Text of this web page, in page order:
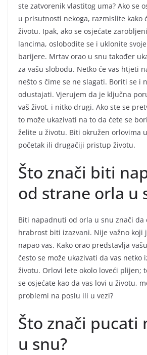
ste zatvorenik vlastitog uma? Ako se
u prisutnosti nekoga, razmislite kako
životu. Ipak, ako se osjećate
lancima, oslobodite se i uklonite
barijere. Mrtav orao u snu također
za vašu slobodu. Netko će vas htjeti
nešto s čime se ne slagati. Boriti se i
odustajati. Vjerujem da je ključna
vaš život, i nitko drugi. Ako ste se
to može ukazivati na to da ćete se
želite u životu. Biti okružen orlovima
početak ili drugačiji pristup životu.
Što znači biti
od strane orla u
Biti napadnuti od orla u snu znači da
hrabrost biti izazvani. Nije važno koji
napao vas. Kako orao predstavlja
često se može ukazivati da vas netko
životu. Orlovi lete okolo loveći plijen;
se osjećate kao da vas lovi u životu,
problemi na poslu ili u vezi?
Što znači pucati
u snu?